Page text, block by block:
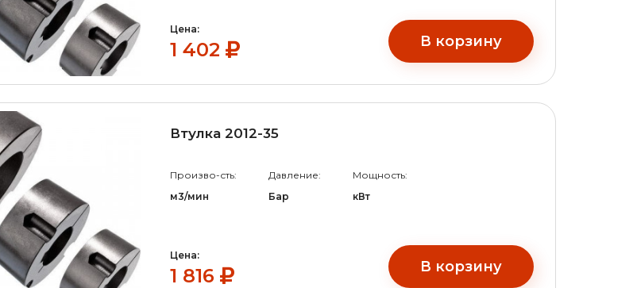
Цена:
1 402 В корзину
Втулка 2012-35
Произво-сть:
м3/мин
Давление:
Бар
Мощность:
кВт
Цена:
1 816 В корзину